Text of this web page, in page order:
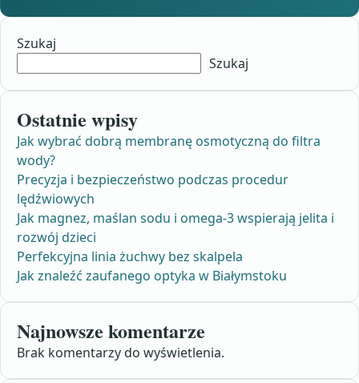
Szukaj
Szukaj
Ostatnie wpisy
Jak wybrać dobrą membranę osmotyczną do filtra
wody?
Precyzja i bezpieczeństwo podczas procedur
lędźwiowych
Jak magnez, maślan sodu i omega-3 wspierają jelita i
rozwój dzieci
Perfekcyjna linia żuchwy bez skalpela
Jak znaleźć zaufanego optyka w Białymstoku
Najnowsze komentarze
Brak komentarzy do wyświetlenia.